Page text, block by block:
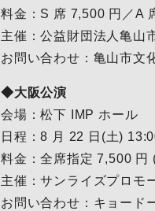
料金：S 席 7,500 円／A
主催：公益財団法人亀山
お問い合わせ：亀山市文
◆大阪公演
会場：松下 IMP ホール
日程：8 月 22 日(土)
料金：全席指定 7,500 円
主催：サンライズプロモ
お問い合わせ：キョード